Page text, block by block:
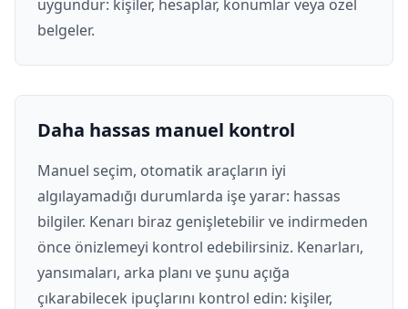
uygundur: kişiler, hesaplar, konumlar veya özel
belgeler.
Daha hassas manuel kontrol
Manuel seçim, otomatik araçların iyi
algılayamadığı durumlarda işe yarar: hassas
bilgiler. Kenarı biraz genişletebilir ve indirmeden
önce önizlemeyi kontrol edebilirsiniz. Kenarları,
yansımaları, arka planı ve şunu açığa
çıkarabilecek ipuçlarını kontrol edin: kişiler,